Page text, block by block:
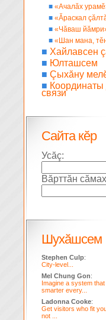
■ «Ачалăх
■ «Ăраскал
■ «Чăваш
■ «Шан мана,
■ Хайлавсен
■ Юлташсем
■ Çыхăну
■ Координаты
связи
Сайта кĕр
Усăç:
Вăрттăн
Шухăшсем
Stephen Culp:
City-level...
Mel Chung Gon:
Imagine a system that
smarter every...
Ladonna Cooke:
Get visitors who fit
not ...